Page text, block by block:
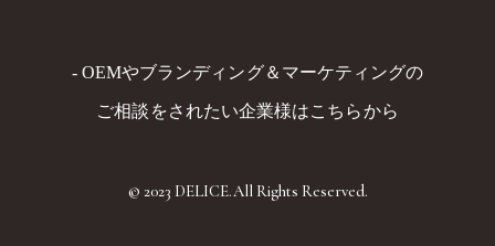
- OEMやブランディング＆マーケティングの
ご相談をされたい企業様はこちらから
© 2023 DELICE.All Rights Reserved.